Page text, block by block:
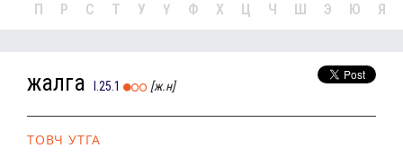
П Р С Т У Ү Ф Х Ц Ч Ш Э Ю Я
жалга I.25.1 [ж.н]
ТОВЧ УТГА